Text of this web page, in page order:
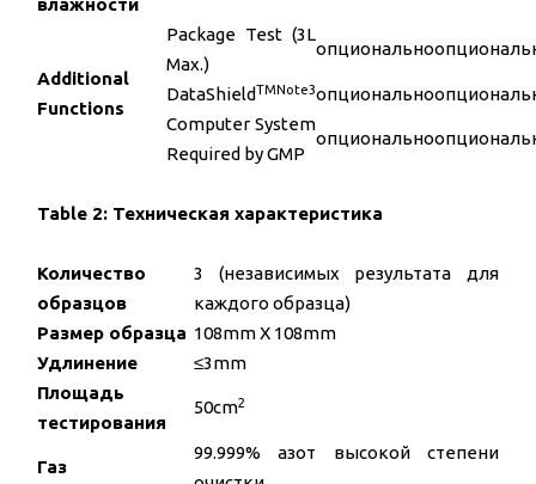
влажности
Additional
Functions
Package Test (3L
Max.)
опционально
DataShieldTMNote3опционально
Computer System
Required by GMP
опционально
Table 2: Техническая характеристика
Количество
образцов
3 (независимых результата для
каждого образца)
Размер образца 108mm X 108mm
Удлинение
≤3mm
Площадь
тестирования
50cm2
Газ
99.999% азот высокой степени